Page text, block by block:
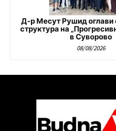
Д-р Месут Рушид оглави
структура на
в Суворово
08/08/2026